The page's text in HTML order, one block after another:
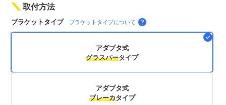
取付方法
ブラケットタイプ ブラケットタイプについて
アダプタ式
グラスパータイプ
アダプタ式
ブレーカタイプ